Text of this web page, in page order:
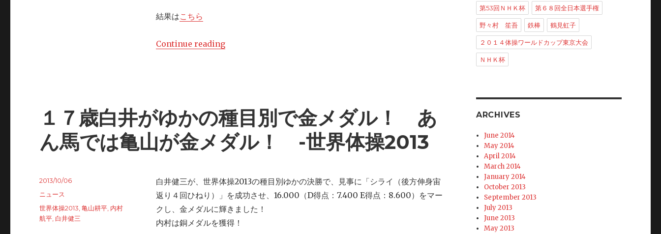
結果はこちら
Continue reading“内村が平行棒で金メダルを獲得！鉄棒でも銅メダル！-世界体操2013”
１７歳白井がゆかの種目別で金メダル！ あ
ん馬では亀山が金メダル！ -世界体操2013
白井健三が、世界体操2013の種目別ゆかの決勝で、見事に「シライ（後方伸身宙
返り４回ひねり）」を成功させ、16.000（D得点：7.400 E得点：8.600）をマー
クし、金メダルに輝きました！
内村は銅メダルを獲得！
Posted
2013/10/06
Categories
ニュース
Tags
世界体操2013 ,亀山耕平 内村
航平 白井健三
第53回ＮＨＫ杯 第６８回全日本選手権
野々村 笙吾 鉄棒 鶴見虹子
２０１４体操ワールドカップ東京大会
ＮＨＫ杯
ARCHIVES
June 2014
May 2014
April 2014
March 2014
January 2014
October 2013
September 2013
July 2013
June 2013
May 2013